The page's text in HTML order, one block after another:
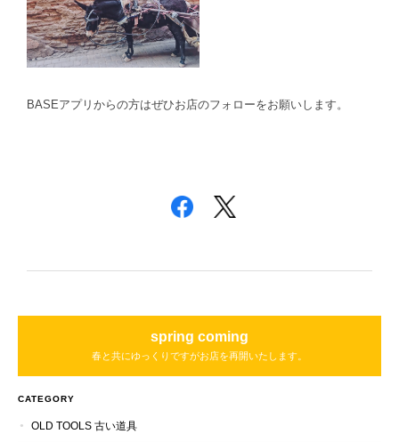
BASEアプリからの方はぜひお店のフォローをお願いします。
spring coming
春と共にゆっくりですがお店を再開いたします。
CATEGORY
OLD TOOLS 古い道具